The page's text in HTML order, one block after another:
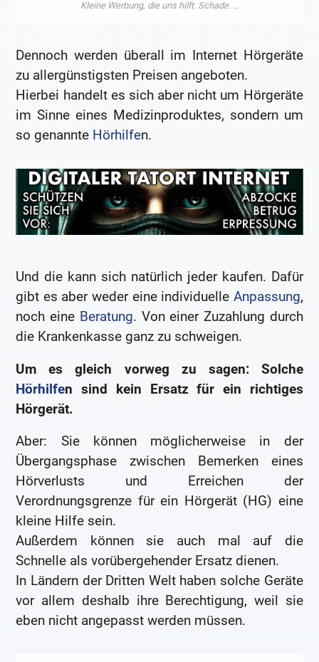
Dennoch werden überall im Internet Hörgeräte
zu allergünstigsten Preisen angeboten.
Hierbei handelt es sich aber nicht um Hörgeräte
im Sinne eines Medizinproduktes, sondern um
so genannte Hörhilfen.
Und die kann sich natürlich jeder kaufen. Dafür
gibt es aber weder eine individuelle Anpassung,
noch eine Beratung. Von einer Zuzahlung durch
die Krankenkasse ganz zu schweigen.
Um es gleich vorweg zu sagen: Solche
Hörhilfen sind kein Ersatz für ein richtiges
Hörgerät.
Aber: Sie können möglicherweise in der
Übergangsphase zwischen Bemerken eines
Hörverlusts und Erreichen der
Verordnungsgrenze für ein Hörgerät (HG) eine
kleine Hilfe sein.
Außerdem können sie auch mal auf die
Schnelle als vorübergehender Ersatz dienen.
In Ländern der Dritten Welt haben solche Geräte
vor allem deshalb ihre Berechtigung, weil sie
eben nicht angepasst werden müssen.